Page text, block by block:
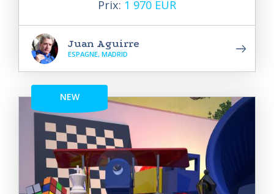
Prix: 1 970 EUR
Juan Aguirre
ESPAGNE, MADRID
NEW